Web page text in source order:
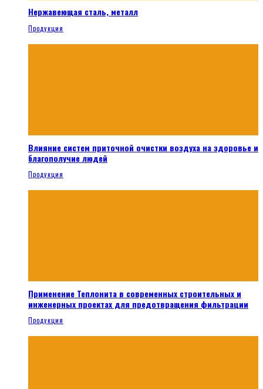
Нержавеющая сталь, металл
Продукция
Влияние систем приточной очистки воздуха на здоровье и
благополучие людей
Продукция
Применение Теплонита в современных строительных и
инженерных проектах для предотвращения фильтрации
Продукция